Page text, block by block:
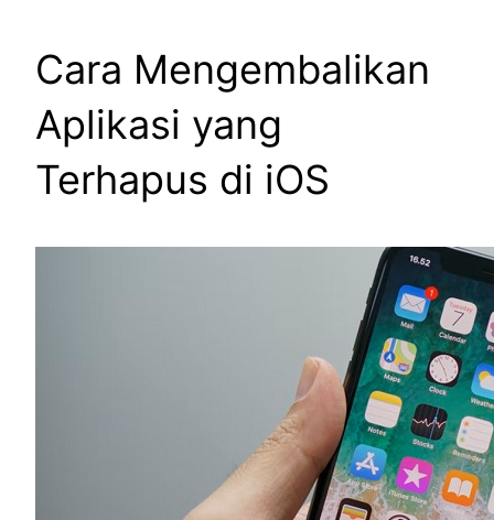
Cara Mengembalikan
Aplikasi yang
Terhapus di iOS